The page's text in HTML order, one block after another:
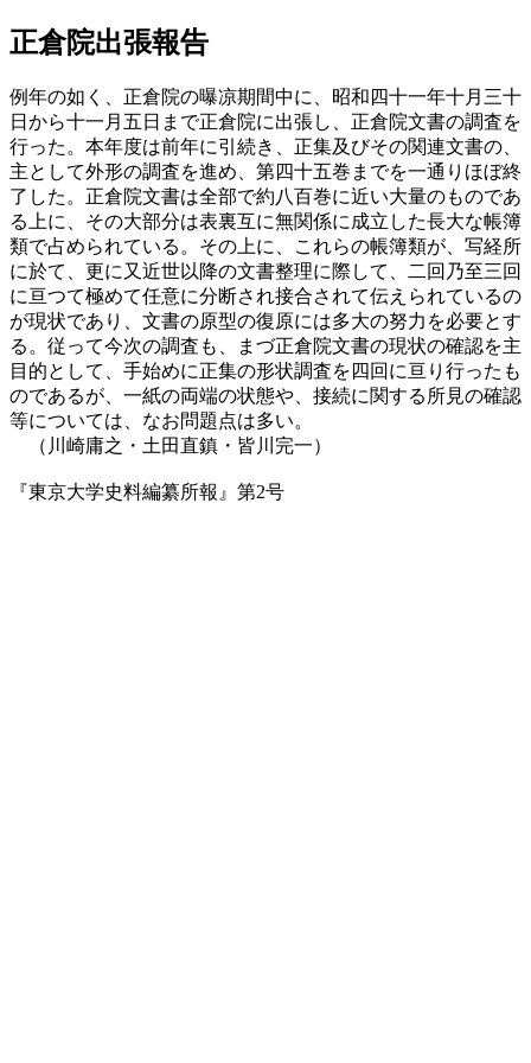
正倉院出張報告
例年の如く、正倉院の曝凉期間中に、昭和四十一年十月三十
日から十一月五日まで正倉院に出張し、正倉院文書の調査を
行った。本年度は前年に引続き、正集及びその関連文書の、
主として外形の調査を進め、第四十五巻までを一通りほぼ終
了した。正倉院文書は全部で約八百巻に近い大量のものであ
る上に、その大部分は表裏互に無関係に成立した長大な帳簿
類で占められている。その上に、これらの帳簿類が、写経所
に於て、更に又近世以降の文書整理に際して、二回乃至三回
に亘つて極めて任意に分断され接合されて伝えられているの
が現状であり、文書の原型の復原には多大の努力を必要とす
る。従って今次の調査も、まづ正倉院文書の現状の確認を主
目的として、手始めに正集の形状調査を四回に亘り行ったも
のであるが、一紙の両端の状態や、接続に関する所見の確認
等については、なお問題点は多い。
（川崎庸之・土田直鎮・皆川完一）
『東京大学史料編纂所報』第2号